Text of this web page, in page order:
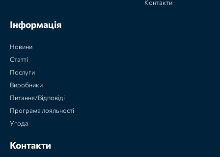
Контакти
Інформація
Новини
Статті
Послуги
Виробники
Питання/Відповіді
Програма лояльності
Угода
Контакти